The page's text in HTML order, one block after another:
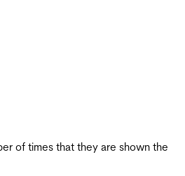
of times that they are shown the